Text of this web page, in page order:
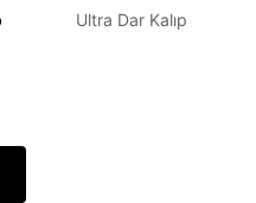
Ultra Dar Kalıp
Şifremi Unuttum